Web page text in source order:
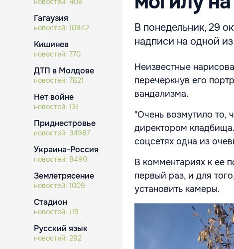
Гагаузия
новостей: 10842
Кишинев
новостей: 770
ДТП в Молдове
новостей: 7821
Нет войне
новостей: 131
Приднестровье
новостей: 34987
Украина-Россия
новостей: 8490
Землетрясение
новостей: 1009
Стадион
новостей: 119
Русский язык
новостей: 292
В понедельник, 29
надписи на одной
Неизвестные
перечеркнув его
вандализма.
"Очень возмутило то,
директором
соцсетях одна из
В комментариях к ее
первый раз, и для
установить камеры.